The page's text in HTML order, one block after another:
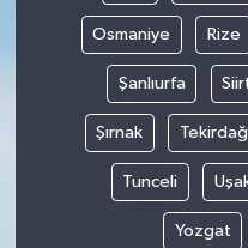
Osmaniye Rize
Şanlıurfa
Şırnak Tekirdağ
Tunceli
Yozgat